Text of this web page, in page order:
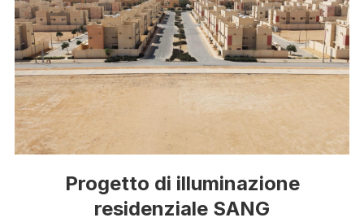
Progetto di illuminazione
residenziale SANG